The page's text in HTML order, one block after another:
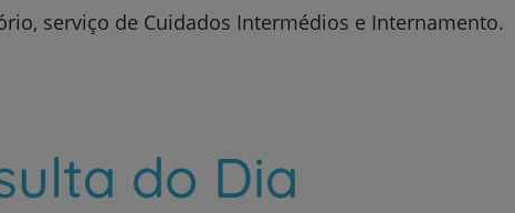
serviço de Cuidados Intermédios e Internamento.
do Dia